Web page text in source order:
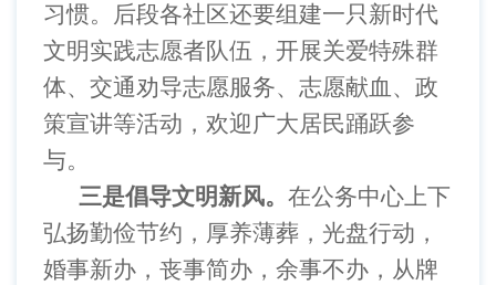
习惯。后段各社区还要组建一只新时代
文明实践志愿者队伍，开展关爱特殊群
体、交通劝导志愿服务、志愿献血、政
策宣讲等活动，欢迎广大居民踊跃参
与。
三是倡导文明新风。在公务中心上下
弘扬勤俭节约，厚养薄葬，光盘行动，
婚事新办，丧事简办，余事不办，从牌